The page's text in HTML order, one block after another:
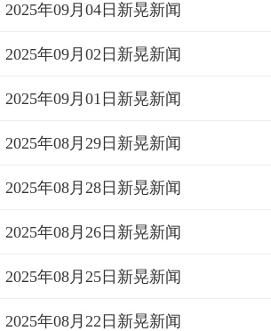
2025年09月04日新晃新闻
2025年09月02日新晃新闻
2025年09月01日新晃新闻
2025年08月29日新晃新闻
2025年08月28日新晃新闻
2025年08月26日新晃新闻
2025年08月25日新晃新闻
2025年08月22日新晃新闻